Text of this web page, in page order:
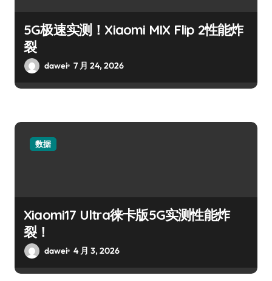
5G极速实测！Xiaomi MIX Flip 2性能炸
裂
dawei 7 月 24, 2026
数据
Xiaomi17 Ultra徕卡版5G实测性能炸
裂！
dawei 4 月 3, 2026